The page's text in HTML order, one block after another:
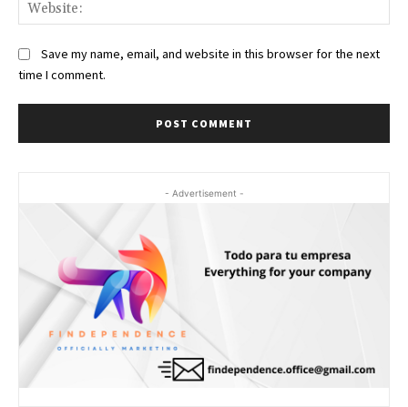
Save my name, email, and website in this browser for the next
time I comment.
- Advertisement -